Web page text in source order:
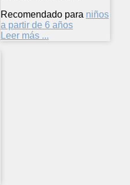
Recomendado para niños
a partir de 6 años
Leer más ...